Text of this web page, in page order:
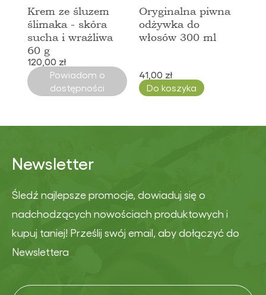
Krem ze śluzem
ślimaka - skóra
sucha i wrażliwa
60 g
120,00 zł
Powiadom o
dostępności
Oryginalna piwna
odżywka do
włosów 300 ml
41,00 zł
Do koszyka
Newsletter
Śledź najlepsze promocje, dowiaduj się o
nadchodzących nowościach produktowych i
kupuj taniej! Prześlij swój email, aby dołączyć do
Newslettera